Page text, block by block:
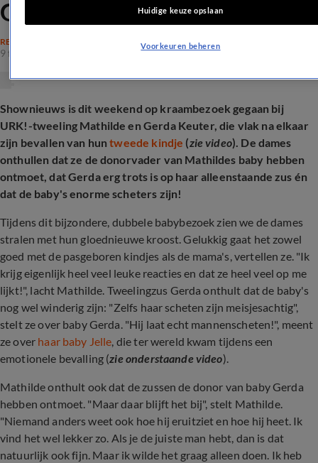
Gerda
REALITY
9 feb 2025, 08:40
Shownieuws is dit weekend op kraambezoek gegaan bij
URK!-tweeling Mathilde en Gerda Keuter, die vlak na elkaar
zijn bevallen van hun tweede kindje (zie video). De dames
onthullen dat ze de donorvader van Mathildes baby hebben
ontmoet, dat Gerda erg trots is op haar alleenstaande zus én
dat de baby's enorme scheters zijn!
Tijdens dit bijzondere, dubbele babybezoek zien we de dames
stralen met hun gloednieuwe kroost. Gelukkig gaat het zowel
goed met de pasgeboren kindjes als de mama's, vertellen ze. "Ik
krijg eigenlijk heel veel leuke reacties en dat ze heel veel op me
lijkt!", lacht Mathilde. Tweelingzus Gerda onthult dat de baby's
nog wel winderig zijn: "Zelfs haar scheten zijn meisjesachtig",
stelt ze over baby Gerda. "Hij laat echt mannenscheten!", meent
ze over haar baby Jelle, die ter wereld kwam tijdens een
emotionele bevalling (zie onderstaande video).
Mathilde onthult ook dat de zussen de donor van baby Gerda
hebben ontmoet. "Maar daar blijft het bij", stelt Mathilde.
"Niemand anders weet ook hoe hij eruitziet en hoe hij heet. Ik
vind het wel lekker zo. Als je de juiste man hebt, dan is dat
natuurlijk ook fijn. Maar ik wilde het graag alleen doen. Ik heb
Huidige keuze opslaan
Voorkeuren beheren